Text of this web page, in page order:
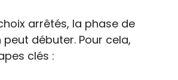
arrêtés, la phase de
débuter. Pour cela,
clés :